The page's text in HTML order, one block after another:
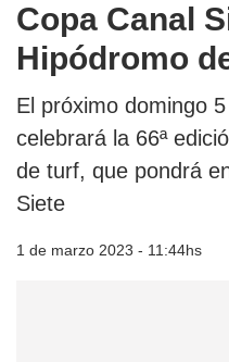
Copa Canal
Hipódromo
El próximo domingo
celebrará la 66ª
de turf, que pondrá
Siete
1 de marzo 2023 - 11:44hs